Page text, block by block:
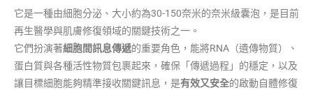
它是一種由細胞分泌、大小約為30-150奈米的奈米級囊泡，是目前
再生醫學與肌膚修復領域的關鍵技術之一。
它們扮演著細胞間訊息傳遞的重要角色，能將RNA（遺傳物質）、
蛋白質與各種活性物質包裹起來，確保「傳遞過程」的穩定，以及
讓目標細胞能夠精準接收關鍵訊息，是有效又安全的啟動自體修復